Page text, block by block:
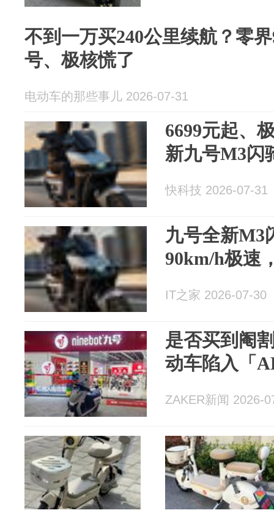
不到一万买240公里续航？零
号、极核慌了
电动车的那些事儿 2026-07-31
6699元起、
新九号M3闪
快科技 2026-07-31
九号全新M3
90km/h极速
IT之家 2026-07-30
是否买到阉
动车陷入「
ZAKER新闻 2026-